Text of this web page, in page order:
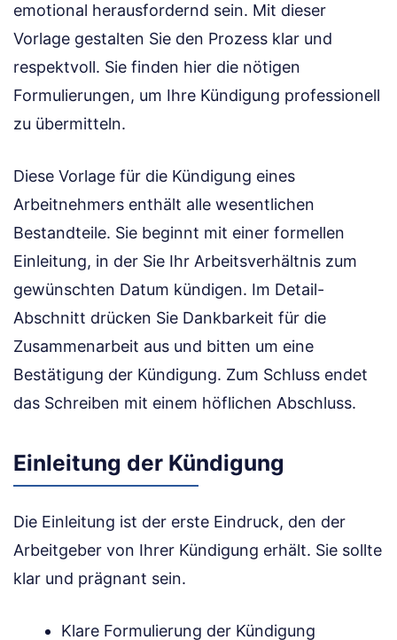
emotional herausfordernd sein. Mit dieser
Vorlage gestalten Sie den Prozess klar und
respektvoll. Sie finden hier die nötigen
Formulierungen, um Ihre Kündigung professionell
zu übermitteln.
Diese Vorlage für die Kündigung eines
Arbeitnehmers enthält alle wesentlichen
Bestandteile. Sie beginnt mit einer formellen
Einleitung, in der Sie Ihr Arbeitsverhältnis zum
gewünschten Datum kündigen. Im Detail-
Abschnitt drücken Sie Dankbarkeit für die
Zusammenarbeit aus und bitten um eine
Bestätigung der Kündigung. Zum Schluss endet
das Schreiben mit einem höflichen Abschluss.
Einleitung der Kündigung
Die Einleitung ist der erste Eindruck, den der
Arbeitgeber von Ihrer Kündigung erhält. Sie sollte
klar und prägnant sein.
Klare Formulierung der Kündigung